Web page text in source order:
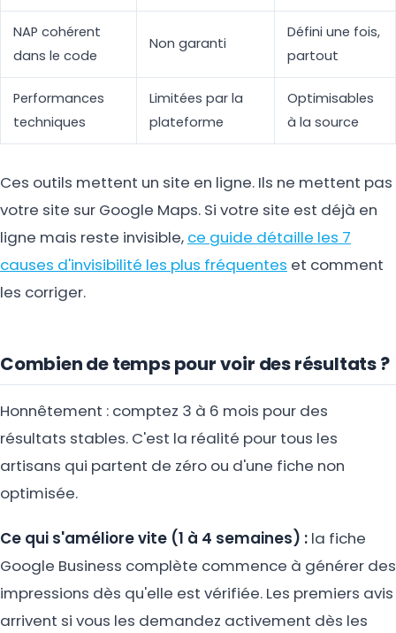
NAP cohérent
dans le code
Non garanti
Défini une fois,
partout
Performances
techniques
Limitées par la
plateforme
Optimisables
à la source
Ces outils mettent un site en ligne. Ils ne mettent pas
votre site sur Google Maps. Si votre site est déjà en
ligne mais reste invisible, ce guide détaille les 7
causes d'invisibilité les plus fréquentes et comment
les corriger.
Combien de temps pour voir des résultats ?
Honnêtement : comptez 3 à 6 mois pour des
résultats stables. C'est la réalité pour tous les
artisans qui partent de zéro ou d'une fiche non
optimisée.
Ce qui s'améliore vite (1 à 4 semaines) : la fiche
Google Business complète commence à générer des
impressions dès qu'elle est vérifiée. Les premiers avis
arrivent si vous les demandez activement dès les